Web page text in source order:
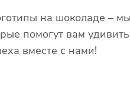
на шоколаде –
помогут вам
вместе с нами!